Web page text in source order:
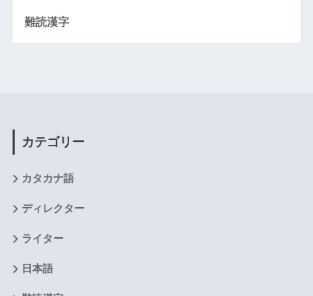
難読漢字
カテゴリー
カタカナ語
ディレクター
ライター
日本語